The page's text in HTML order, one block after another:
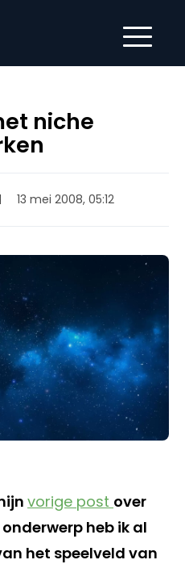
niche
13 mei 2008, 05:12
vorige post over
heb ik al
het speelveld van